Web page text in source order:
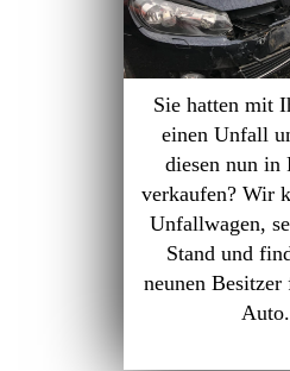
Sie hatten mit
einen Unfall
diesen nun in
verkaufen? Wir
Unfallwagen,
Stand und
neunen
Auto.